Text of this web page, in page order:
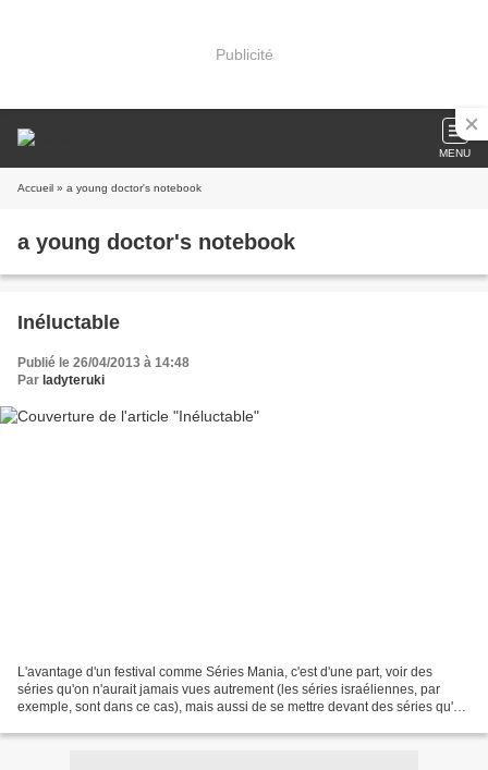
Publicité
MENU
Accueil » a young doctor's notebook
a young doctor's notebook
Inéluctable
Publié le 26/04/2013 à 14:48
Par ladyteruki
L'avantage d'un festival comme Séries Mania, c'est d'une part, voir des
séries qu'on n'aurait jamais vues autrement (les séries israéliennes, par
exemple, sont dans ce cas), mais aussi de se mettre devant des séries qu'on